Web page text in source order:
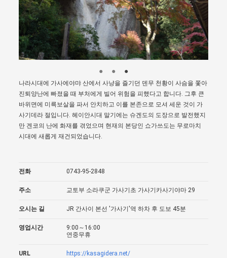
나라시대에 가사에야먀 산에서 사냥을 즐기던 덴무 천황이 사슴을 쫓아
진퇴양난에 빠졌을 때 부처에게 빌어 위험을 피했다고 합니다. 그후 큰
바위면에 미륵보살을 파서 안치하고 이를 본존으로 모셔 세운 것이 가
사기데라 절입니다. 헤이안시대 말기에는 슈겐도의 도장으로 발전했지
만 겐코의 난에 화재를 겪었으며 현재의 본당인 쇼가쓰도는 무로마치
시대에 새롭게 재건되었습니다.
전화 0743-95-2848
주소 교토부 소라쿠군 가사기초 가사기카사기야마 29
오시는 길 JR 간사이 본선 '가사기'역 하차 후 도보 45분
영업시간
9:00～16:00
연중무휴
URL https://kasagidera.net/